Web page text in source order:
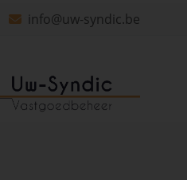
navigatieinfo@uw-syndic.be